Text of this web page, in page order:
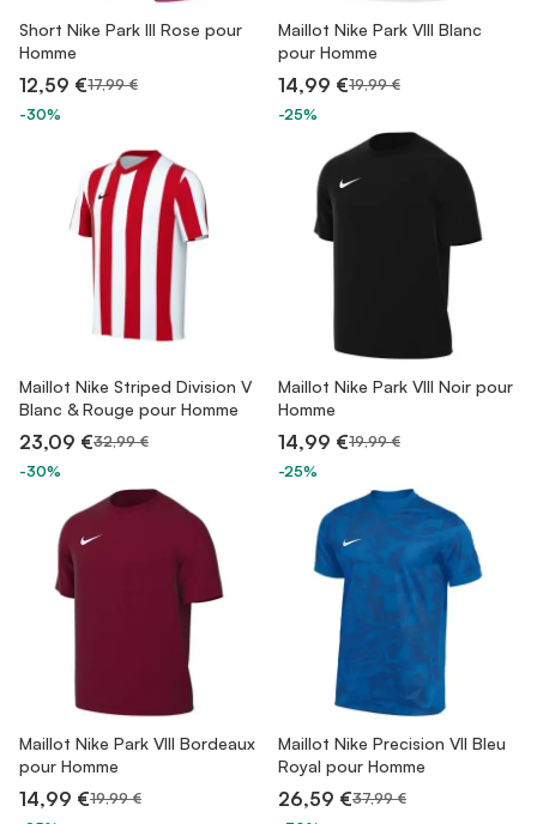
Short Nike Park III Rose pour
Homme
12,59 €17,99 €
-30%
Maillot Nike Park VIII Blanc
pour Homme
14,99 €19,99 €
-25%
Maillot Nike Striped Division V
Blanc & Rouge pour Homme
23,09 €32,99 €
-30%
Maillot Nike Park VIII Noir pour
Homme
14,99 €19,99 €
-25%
Maillot Nike Park VIII Bordeaux
pour Homme
14,99 €19,99 €
Maillot Nike Precision VII Bleu
Royal pour Homme
26,59 €37,99 €